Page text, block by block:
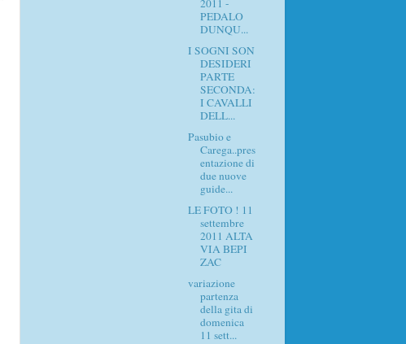
2011 -
PEDALO
DUNQU...
I SOGNI SON
DESIDERI
PARTE
SECONDA:
I CAVALLI
DELL...
Pasubio e
Carega..pres
entazione di
due nuove
guide...
LE FOTO ! 11
settembre
2011 ALTA
VIA BEPI
ZAC
variazione
partenza
della gita di
domenica
11 sett...